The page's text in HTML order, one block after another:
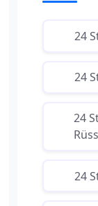
24
24
24
24